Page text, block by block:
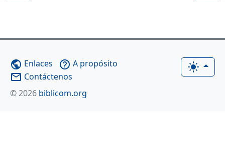
light_mode
public Enlaces help_outline A propósito
mail_outline Contáctenos
© 2026 biblicom.org